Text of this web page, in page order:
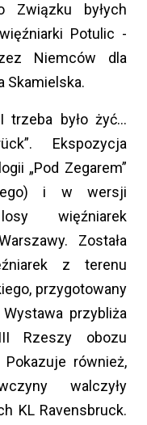
Związku byłych
Potulic -
Niemców dla
Skamielska.
trzeba było żyć…
Ekspozycja
„Pod Zegarem”
i w wersji
więźniarek
Została
z terenu
przygotowany
przybliża
Rzeszy obozu
również,
walczyły
KL Ravensbruck.